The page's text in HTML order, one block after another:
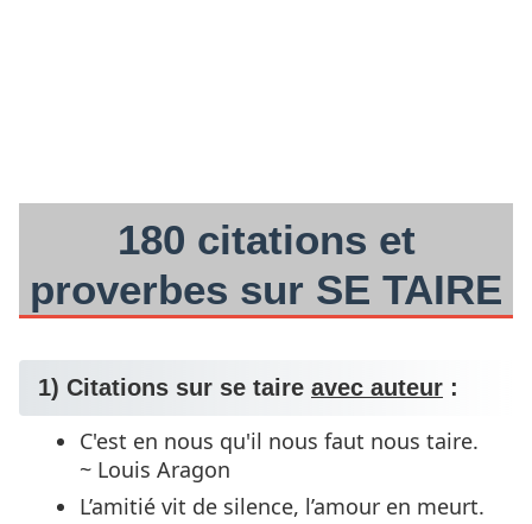
180 citations et
proverbes sur SE TAIRE
1) Citations sur se taire avec auteur :
C'est en nous qu'il nous faut nous taire.
~ Louis Aragon
L’amitié vit de silence, l’amour en meurt.